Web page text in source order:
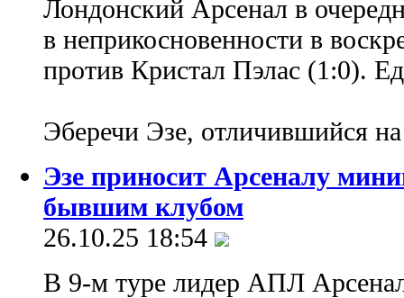
Лондонский Арсенал в
в неприкосновенности в
против Кристал Пэлас (1:0).
Эберечи Эзе, отличившийся
Эзе приносит Арсеналу
бывшим клубом
26.10.25 18:54
В 9-м туре лидер АПЛ